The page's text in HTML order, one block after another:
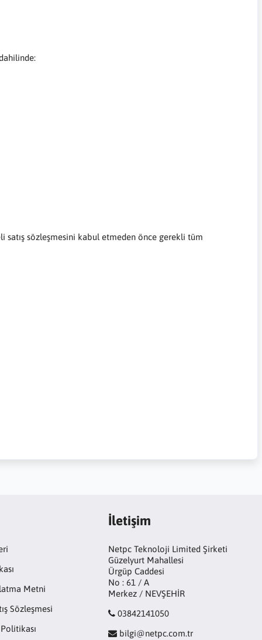
satış sözleşmesini kabul etmeden önce gerekli tüm
Metni
Sözleşmesi
İletişim
Netpc Teknoloji Limited Şirketi
Güzelyurt Mahallesi
Ürgüp Caddesi
No : 61 / A
Merkez / NEVŞEHİR
03842141050
bilgi@netpc.com.tr